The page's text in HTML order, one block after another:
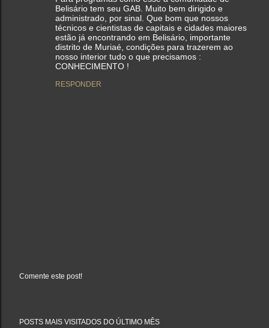
Belisário tem seu GAB. Muito bem dirigido e
administrado, por sinal. Que bom que nossos
técnicos e cientistas de capitais e cidades maiores
estão já encontrando em Belisário, importante
distrito de Muriaé, condições para trazerem ao
nosso interior tudo o que precisamos :
CONHECIMENTO !
RESPONDER
a
Comente este post!
POSTS MAIS VISITADOS DO ÚLTIMO MÊS